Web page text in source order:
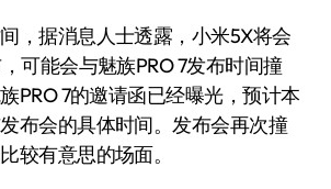
据消息人士透露，小米5X将会
可能会与魅族PRO 7发布时间撞
PRO 7的邀请函已经曝光，预计本
布会的具体时间。发布会再次撞
较有意思的场面。